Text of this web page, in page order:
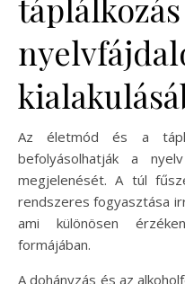
Az életmód és a
befolyásolhatják a
megjelenését. A túl
rendszeres fogyasztása
ami különösen
formájában.
A dohányzás és az